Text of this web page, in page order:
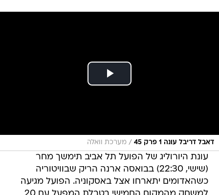
דאבל דריבל עונה 1 פרק 45 / מערכת וואלה
עונת היורוליג של הפועל תל אביב תימשך מחר
(שישי, 22:30) בבואסה ארנה הריק שבוויטוריה
כשהאדומים יתארחו אצל באסקוניה. הפועל מגיעה